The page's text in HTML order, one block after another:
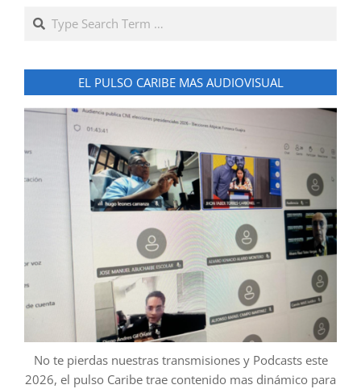
Search
EL PULSO CARIBE MAS AUDIOVISUAL
No te pierdas nuestras transmisiones y Podcasts este
2026, el pulso Caribe trae contenido mas dinámico para